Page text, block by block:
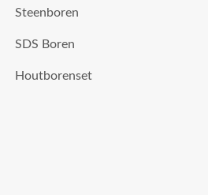
Steenboren
SDS Boren
Houtborenset